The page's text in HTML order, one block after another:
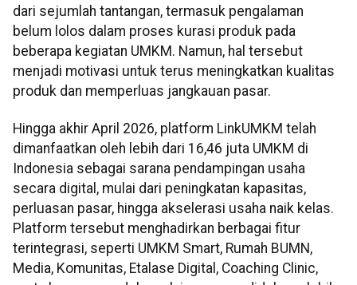
dari sejumlah tantangan, termasuk pengalaman
belum lolos dalam proses kurasi produk pada
beberapa kegiatan UMKM. Namun, hal tersebut
menjadi motivasi untuk terus meningkatkan kualitas
produk dan memperluas jangkauan pasar.
Hingga akhir April 2026, platform LinkUMKM telah
dimanfaatkan oleh lebih dari 16,46 juta UMKM di
Indonesia sebagai sarana pendampingan usaha
secara digital, mulai dari peningkatan kapasitas,
perluasan pasar, hingga akselerasi usaha naik kelas.
Platform tersebut menghadirkan berbagai fitur
terintegrasi, seperti UMKM Smart, Rumah BUMN,
Media, Komunitas, Etalase Digital, Coaching Clinic,